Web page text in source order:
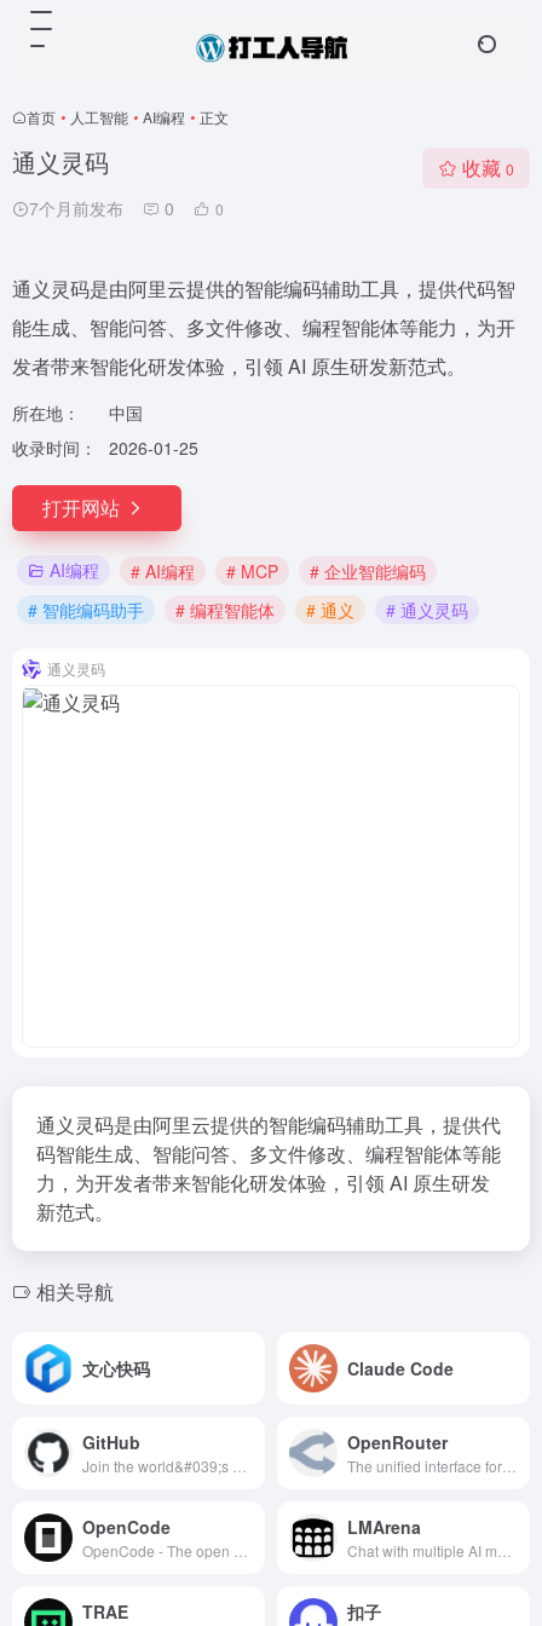
首页 • 人工智能 • AI编程 • 正文
通义灵码
7个月前发布 0 0
收藏 0
通义灵码是由阿里云提供的智能编码辅助工具，提供代码智
能生成、智能问答、多文件修改、编程智能体等能力，为开
发者带来智能化研发体验，引领 AI 原生研发新范式。
所在地：
中国
收录时间：
2026-01-25
打开网站
AI编程 # AI编程 # MCP
# 企业智能编码
# 智能编码助手
# 编程智能体 # 通义 # 通义灵码
通义灵码
通义灵码是由阿里云提供的智能编码辅助工具，提供代
码智能生成、智能问答、多文件修改、编程智能体等能
力，为开发者带来智能化研发体验，引领 AI 原生研发
新范式。
相关导航
文心快码 Claude Code
GitHub OpenRouter
OpenCode LMArena
TRAE 扣子